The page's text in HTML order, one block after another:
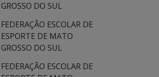
GROSSO DO SUL
FEDERAÇÃO ESCOLAR DE
ESPORTE DE MATO
GROSSO DO SUL
FEDERAÇÃO ESCOLAR DE